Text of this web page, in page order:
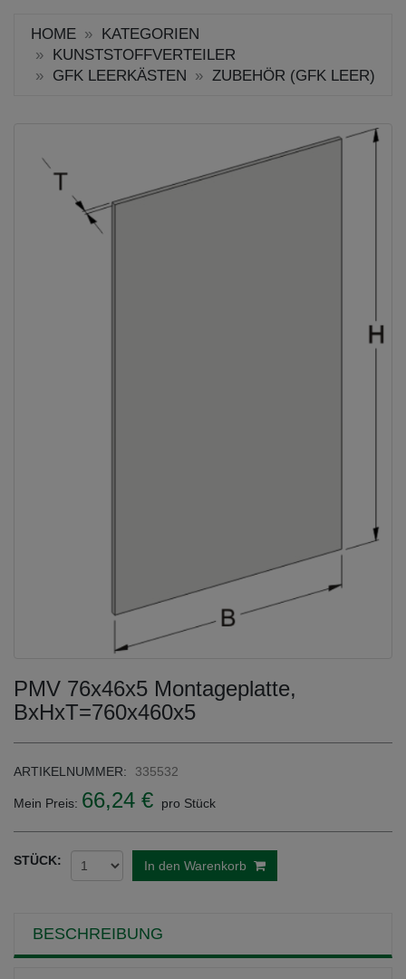
HOME
KATEGORIEN
KUNSTSTOFFVERTEILER
GFK LEERKÄSTEN
ZUBEHÖR (GFK LEER)
PMV 76x46x5 Montageplatte,
BxHxT=760x460x5
ARTIKELNUMMER: 335532
Mein Preis: 66,24 € pro Stück
STÜCK: In den Warenkorb
BESCHREIBUNG